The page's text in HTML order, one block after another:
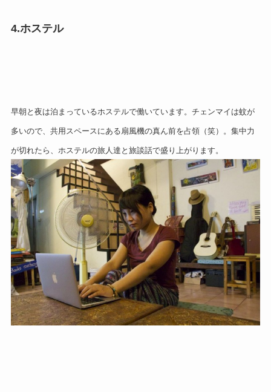
4.ホステル
早朝と夜は泊まっているホステルで働いています。 チェンマイは蚊が
多いので、共用スペースにある扇風機の真ん前を占領（笑）。 集中力
が切れたら、ホステルの旅人達と旅談話で盛り上がります。